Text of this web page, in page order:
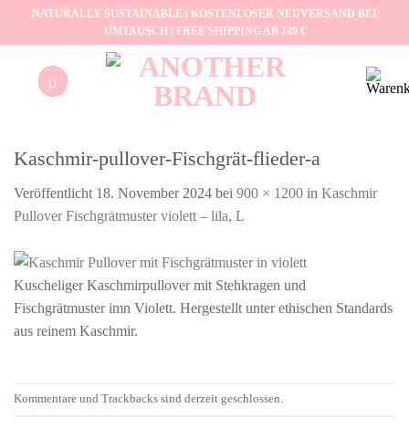
NATURALLY SUSTAINABLE | KOSTENLOSER NEUVERSAND BEI
UMTAUSCH | FREE SHIPPING AB 149 €
Kaschmir-pullover-Fischgrät-flieder-a
Veröffentlicht 18. November 2024 bei 900 × 1200 in Kaschmir
Pullover Fischgrätmuster violett – lila, L
Kuscheliger Kaschmirpullover mit Stehkragen und
Fischgrätmuster imn Violett. Hergestellt unter ethischen Standards
aus reinem Kaschmir.
Kommentare und Trackbacks sind derzeit geschlossen.